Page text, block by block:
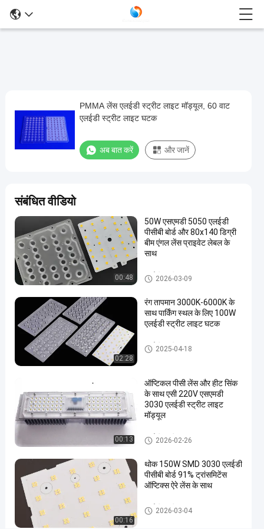
PMMA
लेंस
एलईडी
मॉड्यूल,
60
वाट
एलईडी
स्ट्रीट
लाइट
एलईडी
स्ट्रीट
लाइट
मॉड्यूल
2025-
10-14
विचार
अब बात करें
रेट्रोफिट
#
एलईडी
का नेतृत्व
किया
#
एलईडी
प्रकाश
PMMA लेंस एलईडी स्ट्रीट लाइट मॉड्यूल, 60 वाट
एलईडी स्ट्रीट लाइट घटक
अब बात करें और जानें
संबंधित वीडियो
00:48
50W एसएमडी 5050 एलईडी
पीसीबी बोर्ड और 80x140 डिग्री
बीम एंगल लेंस प्राइवेट लेबल के
साथ
एलईडी स्ट्रीट लाइट मॉड्यूल
2026-03-09
02:28
रंग तापमान 3000K-6000K के
साथ पार्किंग स्थल के लिए 100W
एलईडी स्ट्रीट लाइट घटक
एलईडी स्ट्रीट लाइट घटक
2025-04-18
00:13
ऑप्टिकल पीसी लेंस और हीट सिंक
के साथ एसी 220V एसएमडी
3030 एलईडी स्ट्रीट लाइट
मॉड्यूल
एलईडी स्ट्रीट लाइट घटक
2026-02-26
00:16
थोक 150W SMD 3030 एलईडी
पीसीबी बोर्ड 91% ट्रांसमिटेंस
ऑप्टिक्स ऐरे लेंस के साथ
एलईडी स्ट्रीट लाइट मॉड्यूल
2026-03-04